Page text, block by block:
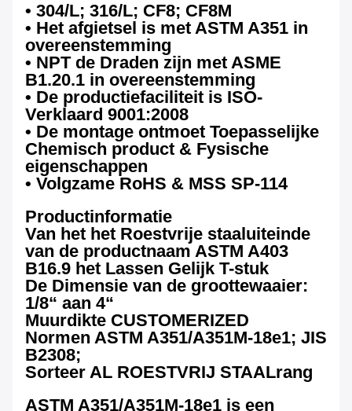
• 304/L; 316/L; CF8; CF8M
• Het afgietsel is met ASTM A351 in
overeenstemming
• NPT de Draden zijn met ASME
B1.20.1 in overeenstemming
• De productiefaciliteit is ISO-
Verklaard 9001:2008
• De montage ontmoet Toepasselijke
Chemisch product & Fysische
eigenschappen
• Volgzame RoHS & MSS SP-114
Productinformatie
Van het het Roestvrije staaluiteinde
van de productnaam ASTM A403
B16.9 het Lassen Gelijk T-stuk
De Dimensie van de groottewaaier:
1/8“ aan 4“
Muurdikte CUSTOMERIZED
Normen ASTM A351/A351M-18e1; JIS
B2308;
Sorteer AL ROESTVRIJ STAALrang
ASTM A351/A351M-18e1 is een